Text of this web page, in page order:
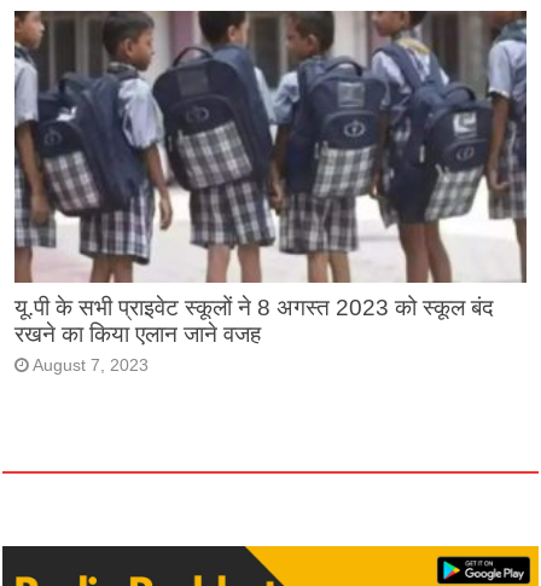
यू.पी के सभी प्राइवेट स्कूलों ने 8 अगस्त 2023 को स्कूल बंद
रखने का किया एलान जाने वजह
August 7, 2023